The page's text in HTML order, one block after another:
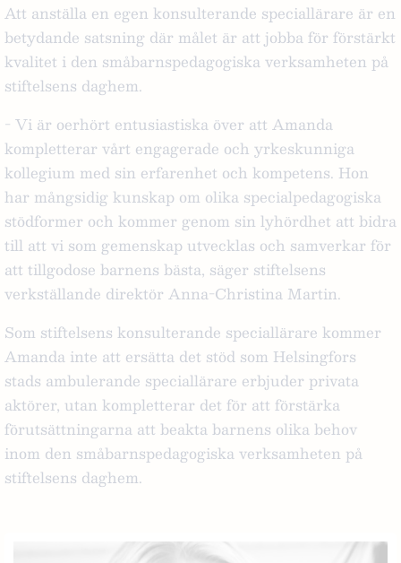
Att anställa en egen konsulterande speciallärare är en
betydande satsning där målet är att jobba för förstärkt
kvalitet i den småbarnspedagogiska verksamheten på
stiftelsens daghem.
- Vi är oerhört entusiastiska över att Amanda
kompletterar vårt engagerade och yrkeskunniga
kollegium med sin erfarenhet och kompetens. Hon
har mångsidig kunskap om olika specialpedagogiska
stödformer och kommer genom sin lyhördhet att bidra
till att vi som gemenskap utvecklas och samverkar för
att tillgodose barnens bästa, säger stiftelsens
verkställande direktör Anna-Christina Martin.
Som stiftelsens konsulterande speciallärare kommer
Amanda inte att ersätta det stöd som Helsingfors
stads ambulerande speciallärare erbjuder privata
aktörer, utan kompletterar det för att förstärka
förutsättningarna att beakta barnens olika behov
inom den småbarnspedagogiska verksamheten på
stiftelsens daghem.